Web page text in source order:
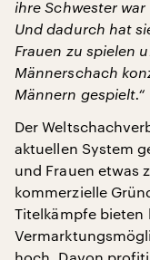
ihre Schwester
Und dadurch hat
Frauen zu spielen
Männerschach
Männern gespielt.“
Der
aktuellen System
und Frauen etwas
kommerzielle
Titelkämpfe bieten